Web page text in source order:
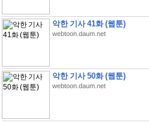
악한 기사 41화 (웹툰)
webtoon.daum.net
악한 기사 50화 (웹툰)
webtoon.daum.net